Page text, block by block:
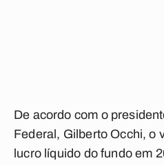
De acordo com o
Federal, Gilberto Occhi, o
lucro líquido do fundo em